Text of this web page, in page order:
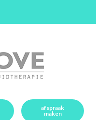
afspraak
maken